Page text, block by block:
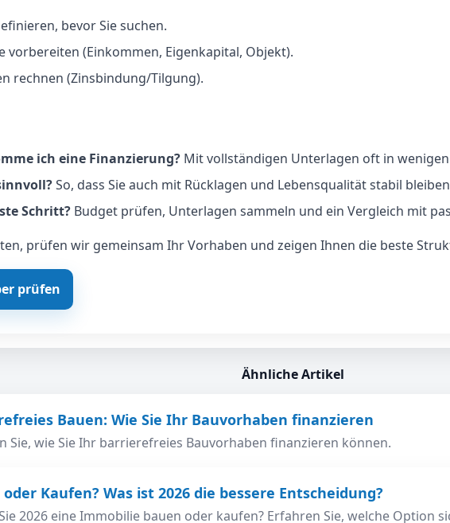
bevor Sie suchen.
vorbereiten (Einkommen, Eigenkapital, Objekt).
rechnen (Zinsbindung/Tilgung).
ich eine Finanzierung? Mit vollständigen Unterlagen oft in
So, dass Sie auch mit Rücklagen und Lebensqualität stabil
Schritt? Budget prüfen, Unterlagen sammeln und ein Vergleich mit
prüfen wir gemeinsam Ihr Vorhaben und zeigen Ihnen die beste
prüfen
Ähnliche Artikel
Bauen: Wie Sie Ihr Bauvorhaben finanzieren
Sie, wie Sie Ihr barrierefreies Bauvorhaben finanzieren können.
Kaufen? Was ist 2026 die bessere Entscheidung?
2026 eine Immobilie bauen oder kaufen? Erfahren Sie, welche Option